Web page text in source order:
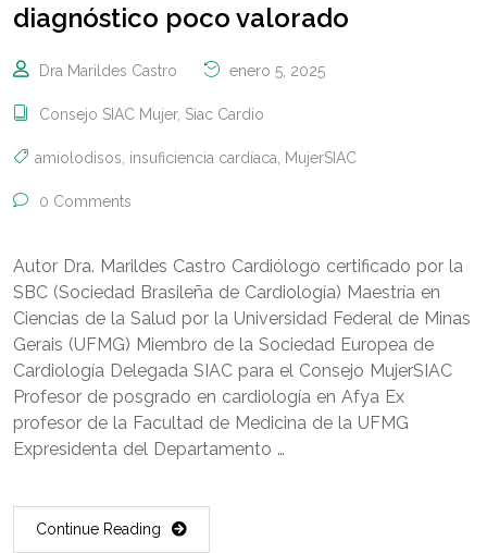
diagnóstico poco valorado
Dra Marildes Castro enero 5, 2025
Consejo SIAC Mujer, Siac Cardio
amiolodisos insuficiencia cardíaca MujerSIAC
0 Comments
Autor Dra. Marildes Castro Cardiólogo certificado por la
SBC (Sociedad Brasileña de Cardiología) Maestría en
Ciencias de la Salud por la Universidad Federal de Minas
Gerais (UFMG) Miembro de la Sociedad Europea de
Cardiología Delegada SIAC para el Consejo MujerSIAC
Profesor de posgrado en cardiología en Afya Ex
profesor de la Facultad de Medicina de la UFMG
Expresidenta del Departamento …
Continue Reading